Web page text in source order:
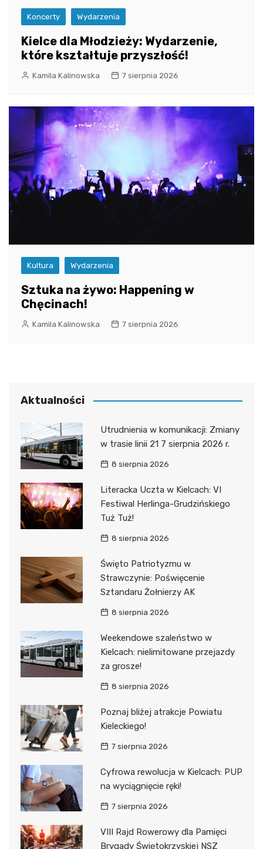
Koncerty Wydarzenia
Kielce dla Młodzieży: Wydarzenie,
które kształtuje przyszłość!
Kamila Kalinowska 7 sierpnia 2026
Kultura Wydarzenia
Sztuka na żywo: Happening w
Chęcinach!
Kamila Kalinowska 7 sierpnia 2026
Aktualności
Utrudnienia w komunikacji: Zmiany
w trasie linii 21 7 sierpnia 2026 r.
8 sierpnia 2026
Literacka Uczta w Kielcach: VI
Festiwal Herlinga-Grudzińskiego
Tuż Tuż!
8 sierpnia 2026
Święto Patriotyzmu w
Strawczynie: Poświęcenie
Sztandaru Żołnierzy AK
8 sierpnia 2026
Weekendowe szaleństwo w
Kielcach: nielimitowane przejazdy
za grosze!
8 sierpnia 2026
Poznaj bliżej atrakcje Powiatu
Kieleckiego!
7 sierpnia 2026
Cyfrowa rewolucja w Kielcach: PUP
na wyciągnięcie ręki!
7 sierpnia 2026
VIII Rajd Rowerowy dla Pamięci
Brygady Świętokrzyskiej NSZ